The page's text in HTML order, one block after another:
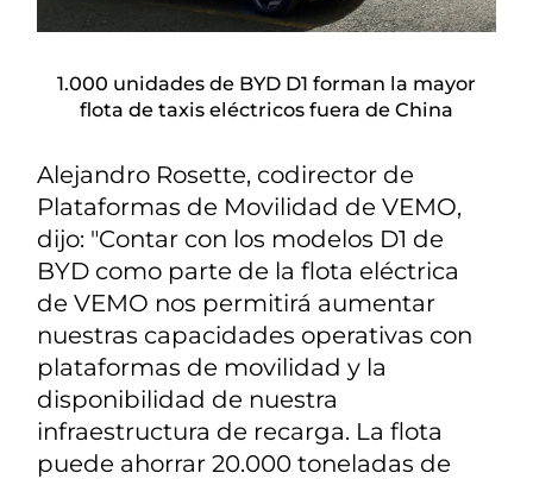
1.000 unidades de BYD D1 forman la mayor
flota de taxis eléctricos fuera de China
Alejandro Rosette, codirector de
Plataformas de Movilidad de VEMO,
dijo: "Contar con los modelos D1 de
BYD como parte de la flota eléctrica
de VEMO nos permitirá aumentar
nuestras capacidades operativas con
plataformas de movilidad y la
disponibilidad de nuestra
infraestructura de recarga. La flota
puede ahorrar 20.000 toneladas de